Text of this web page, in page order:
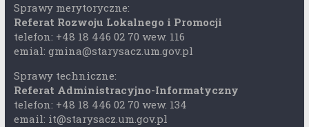
Sprawy merytoryczne:
Referat Rozwoju Lokalnego i Promocji
telefon: +48 18 446 02 70 wew. 116
emial: gmina@starysacz.um.gov.pl
Sprawy techniczne:
Referat Administracyjno-Informatyczny
telefon: +48 18 446 02 70 wew. 134
email: it@starysacz.um.gov.pl